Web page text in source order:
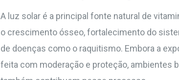
A luz solar é a principal fonte natural de
o crescimento ósseo, fortalecimento do
de doenças como o raquitismo. Embora a
feita com moderação e proteção, ambientes